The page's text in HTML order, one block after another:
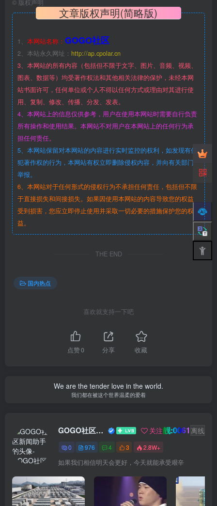
© 版权声明
文章版权声明(简略版)
1、 本网站名称： GOGO社区
2、本站永久网址： http://ap.cpolar.cn
3、本网站的所有内容（包括但不限于文字、图片、音频、视频、
图表、数据等）均受著作权法和其他相关法律的保护，未经本网
站书面许可，任何单位或个人不得以任何方式或理由对其进行使
用、复制、修改、传播、分发、发表。
4、本网站上的信息仅供参考，用户在使用本网站时需要自行负责
所有操作和使用结果。本网站不对用户在本网站上的任何行为承
担任何责任。
5、本网站保留对本网站的内容进行实时监控的权利，如发现有侵
犯著作权的行为，本网站有权立即删除侵权内容，并向有关部门
举报。
6、本网站对于任何形式的侵权行为不承担任何责任，包括但不限
于直接损失和间接损失。如果因使用本网站的内容导致您的权益
受到损害，您应立即停止使用并采取一切必要的措施保护您的权
益。
THE END
国内热点
喜欢就支持一下吧
点赞0 分享 收藏
We are the tender love in the world.
我们都在被这个世界温柔的爱着
GOGO社区新闻助手 关注靓:0061 离线
0 976 4 3 2.8W+
如果我们相信明天会更好，今天就能承受艰辛